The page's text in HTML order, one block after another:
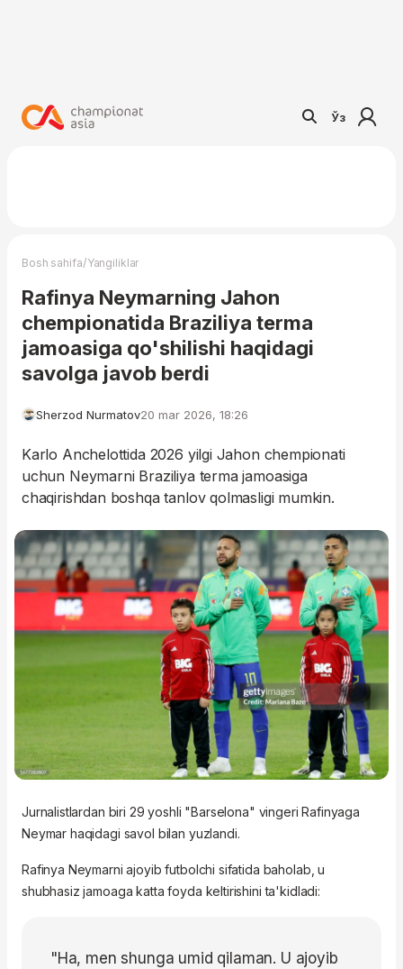
Ўз
Bosh sahifa/Yangiliklar
Rafinya Neymarning Jahon
chempionatida Braziliya terma
jamoasiga qo'shilishi haqidagi
savolga javob berdi
Sherzod Nurmatov20 mar 2026, 18:26
Karlo Anchelottida 2026 yilgi Jahon chempionati
uchun Neymarni Braziliya terma jamoasiga
chaqirishdan boshqa tanlov qolmasligi mumkin.
Jurnalistlardan biri 29 yoshli "Barselona" vingeri Rafinyaga
Neymar haqidagi savol bilan yuzlandi.
Rafinya Neymarni ajoyib futbolchi sifatida baholab, u
shubhasiz jamoaga katta foyda keltirishini ta'kidladi:
"Ha, men shunga umid qilaman. U ajoyib